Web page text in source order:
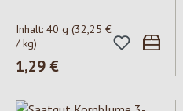
Inhalt: 40 g (32,25 €
/ kg)
Regulärer Preis:
1,29 €